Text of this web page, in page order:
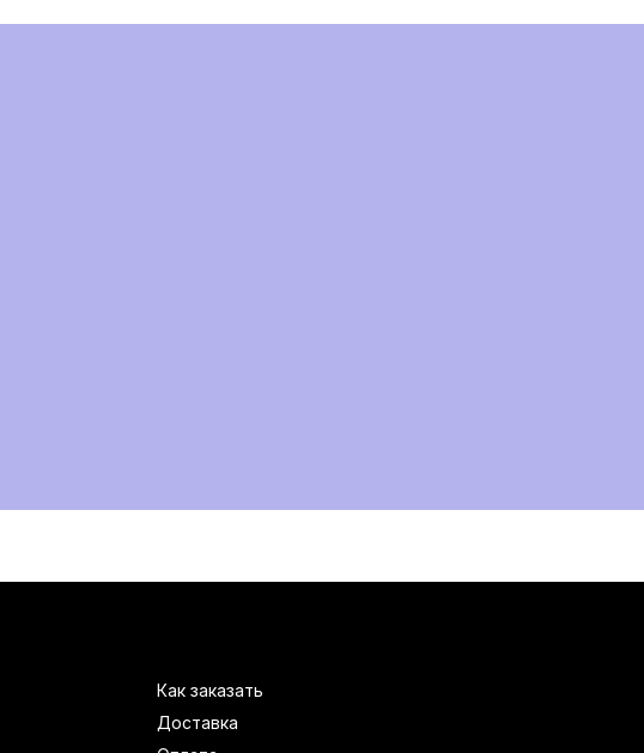
Как заказать
Доставка